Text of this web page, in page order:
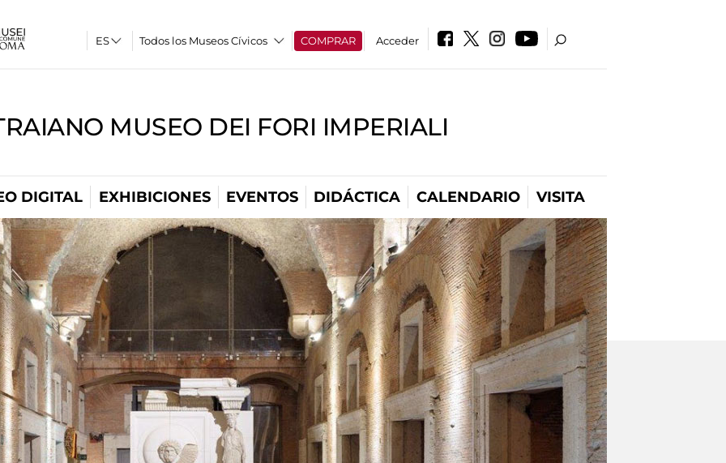
Todos los Museos Cívicos COMPRAR Acceder
MUSEO DEI FORI IMPERIALI
DIGITAL EXHIBICIONES EVENTOS DIDÁCTICA CALENDARIO VISITA